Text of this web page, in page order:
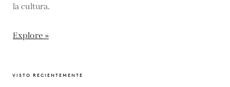
la cultura.
Explore »
VISTO RECIENTEMENTE